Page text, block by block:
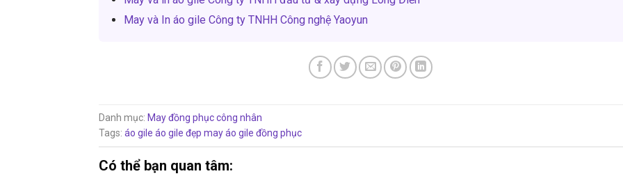
May và In áo gile Công ty TNHH Công nghệ Yaoyun
Danh mục: May đồng phục công nhân
Tags: áo gile áo gile đẹp may áo gile đồng phục
Có thể bạn quan tâm: